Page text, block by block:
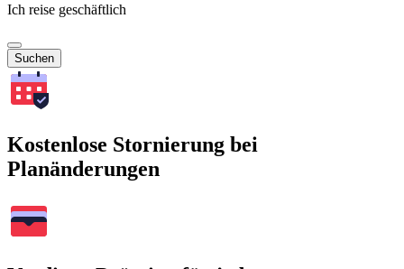
Ich reise geschäftlich
Suchen
Kostenlose Stornierung bei
Planänderungen